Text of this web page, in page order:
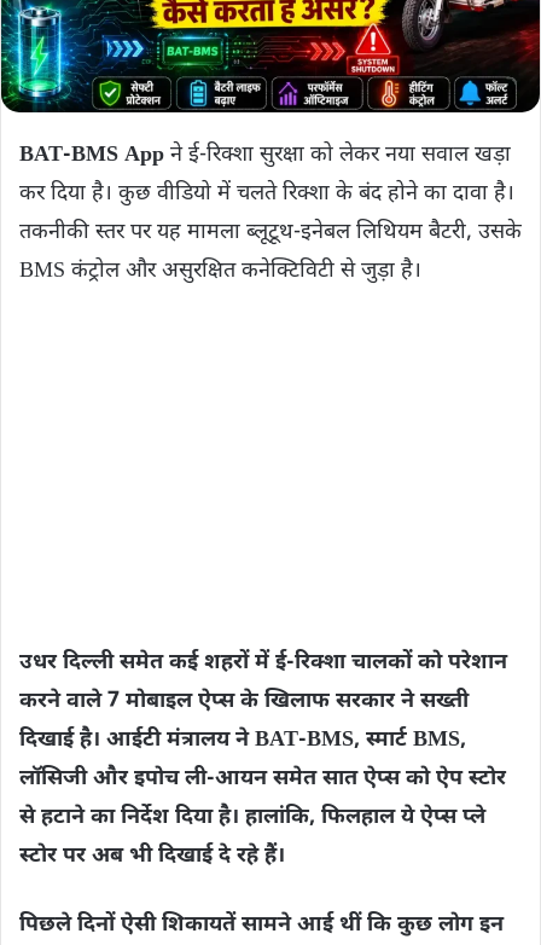
BAT-BMS App ने ई-रिक्शा सुरक्षा को लेकर नया सवाल खड़ा
कर दिया है। कुछ वीडियो में चलते रिक्शा के बंद होने का दावा है।
तकनीकी स्तर पर यह मामला ब्लूटूथ-इनेबल लिथियम बैटरी, उसके
BMS कंट्रोल और असुरक्षित कनेक्टिविटी से जुड़ा है।
उधर दिल्ली समेत कई शहरों में ई-रिक्शा चालकों को परेशान
करने वाले 7 मोबाइल ऐप्स के खिलाफ सरकार ने सख्ती
दिखाई है। आईटी मंत्रालय ने BAT-BMS, स्मार्ट BMS,
लॉसिजी और इपोच ली-आयन समेत सात ऐप्स को ऐप स्टोर
से हटाने का निर्देश दिया है। हालांकि, फिलहाल ये ऐप्स प्ले
स्टोर पर अब भी दिखाई दे रहे हैं।
पिछले दिनों ऐसी शिकायतें सामने आई थीं कि कुछ लोग इन